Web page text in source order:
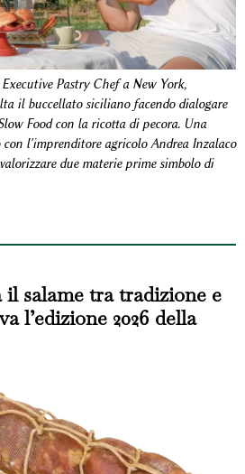
Pastry Chef a New York,
il buccellato siciliano facendo dialogare
Food con la ricotta di pecora. Una
l'imprenditore agricolo Andrea Inzalaco
due materie prime simbolo di
il salame tra tradizione e
l’edizione 2026 della